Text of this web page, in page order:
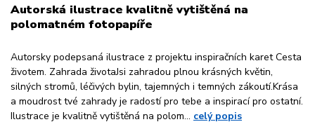
Autorská ilustrace kvalitně vytištěná na
polomatném fotopapíře
Autorsky podepsaná ilustrace z projektu inspiračních karet Cesta
životem. Zahrada životaJsi zahradou plnou krásných květin,
silných stromů, léčivých bylin, tajemných i temných zákoutí.Krása
a moudrost tvé zahrady je radostí pro tebe a inspirací pro ostatní.
Ilustrace je kvalitně vytištěná na polom... celý popis